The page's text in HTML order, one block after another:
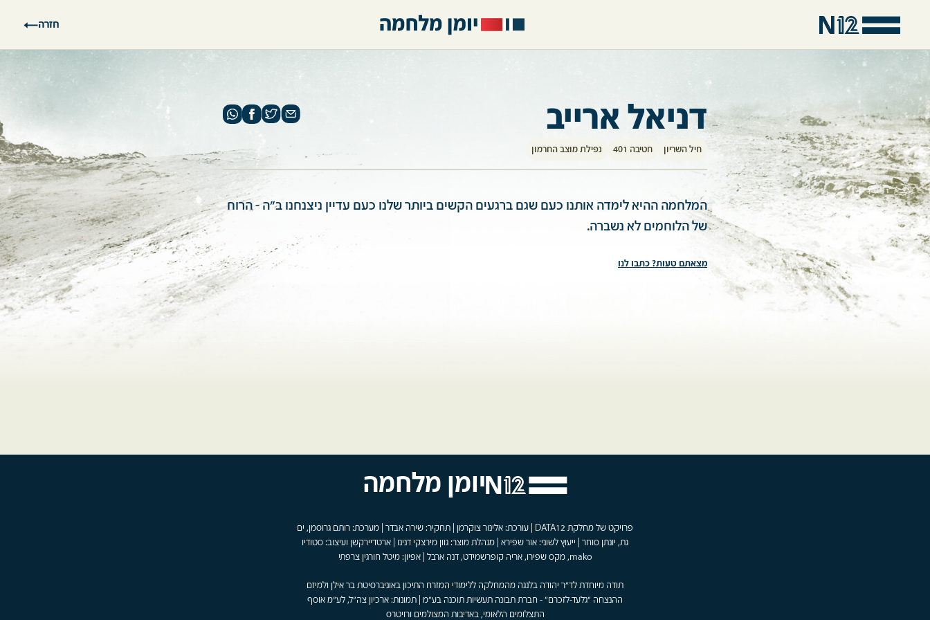
חזרה
דניאל ארייב
חיל השריון חטיבה 401 נפילת מוצב החרמון
המלחמה ההיא לימדה אותנו כעם שגם ברגעים הקשים ביותר שלנו כעם עדיין ניצנחנו ב"ה - הרוח
של הלוחמים לא נשברה.
מצאתם טעות? כתבו לנו
יומן מלחמה
פרויקט של מחלקת DATA12 | עורכת: אלינור צוקרמן | תחקיר: שירה אבדר | מערכת: רותם גרוסמן, ים
גת, יונתן סוחר | ייעוץ לשוני: אור שפירא | מנהלת מוצר: גוון מירצקי דנינו | ארטדיירקשן ועיצוב: סטודיו
mako, מקס שפירו, אריה קופרשמידט, דנה ארבל | אפיון: מיטל חורגין צרפתי
תודה מיוחדת לד"ר יהודה בלנגה מהמחלקה ללימודי המזרח התיכון באוניברסיטת בר אילן ולמיזם
ההנצחה "גלעד-לזכרם" - חברת תבונה תעשיות תוכנה בע"מ | תמונות: ארכיון צה"ל, לע"מ אוסף
התצלומים הלאומי, באדיבות המצולמים ורויטרס